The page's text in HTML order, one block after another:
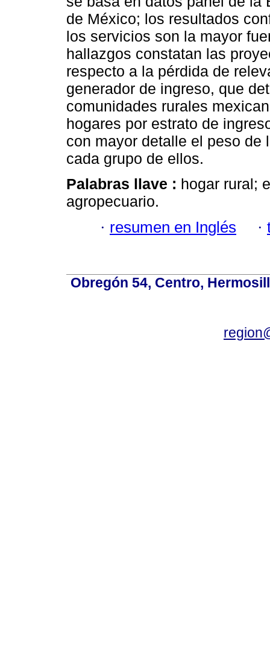
de México; los resultados
los servicios son la mayor
hallazgos constatan las
respecto a la pérdida de
generador de ingreso, que
comunidades rurales
hogares por estrato de
con mayor detalle el peso de
cada grupo de ellos.
Palabras llave : hogar rural;
agropecuario.
· resumen en Inglés ·
Obregón 54, Centro,